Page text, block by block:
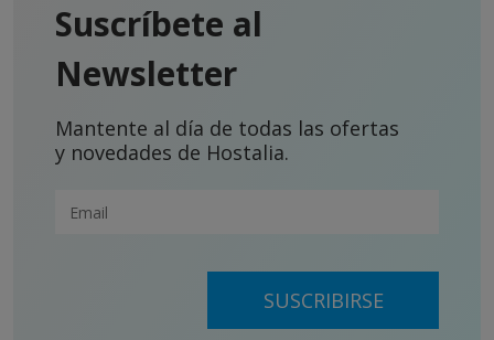
Suscríbete al
Newsletter
Mantente al día de todas las ofertas
y novedades de Hostalia.
SUSCRIBIRSE